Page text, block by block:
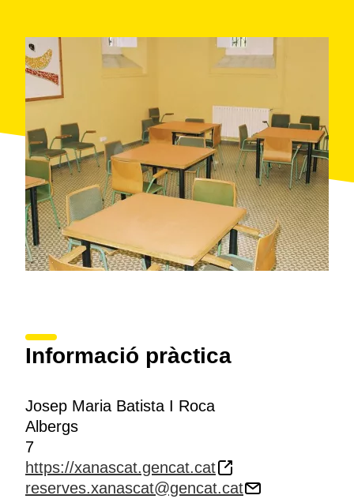
Informació pràctica
Josep Maria Batista I Roca
Albergs
7
https://xanascat.gencat.cat
reserves.xanascat@gencat.cat